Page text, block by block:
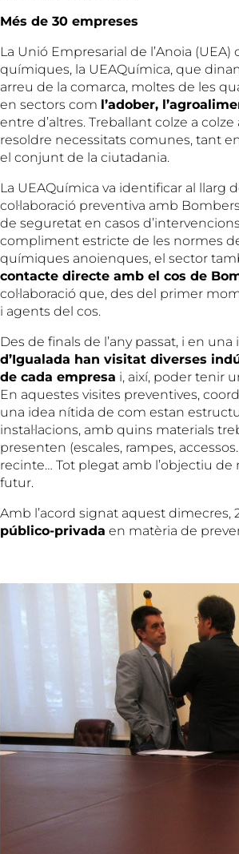
Més de 30 empreses
La Unió Empresarial de l’Anoia
químiques, la UEAQuímica, que
arreu de la comarca, moltes de les
en sectors com l’adober,
entre d’altres. Treballant colze a
resoldre necessitats comunes, tant
el conjunt de la ciutadania.
La UEAQuímica va identificar al llarg
col·laboració preventiva amb
de seguretat en casos
compliment estricte de les normes
químiques anoienques, el sector
contacte directe amb el cos de
col·laboració que, des del primer
i agents del cos.
Des de finals de l’any passat, i en
d’Igualada han visitat diverses ind
de cada empresa i, així, poder tenir
En aquestes visites preventives,
una idea nítida de com estan
instal·lacions, amb quins materials
presenten (escales, rampes,
recinte… Tot plegat amb l’objectiu
futur.
Amb l’acord signat aquest dimecres,
público-privada en matèria de